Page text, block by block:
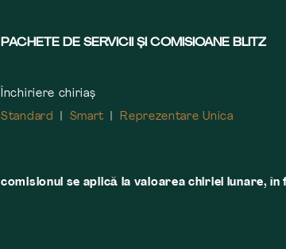
PACHETE DE SERVICII ȘI COMISIOANE BLITZ
Închiriere chiriaș
Standard
Smart Reprezentare Unica
comisionul se aplică la valoarea chiriei lunare,